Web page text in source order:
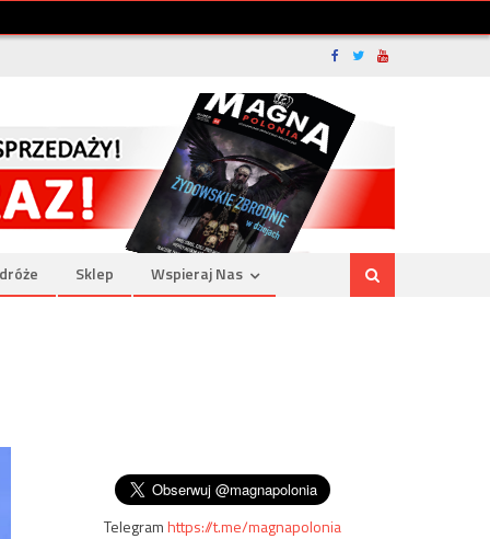
Sklep Wspieraj Nas
Telegramhttps://t.me/magnapolonia